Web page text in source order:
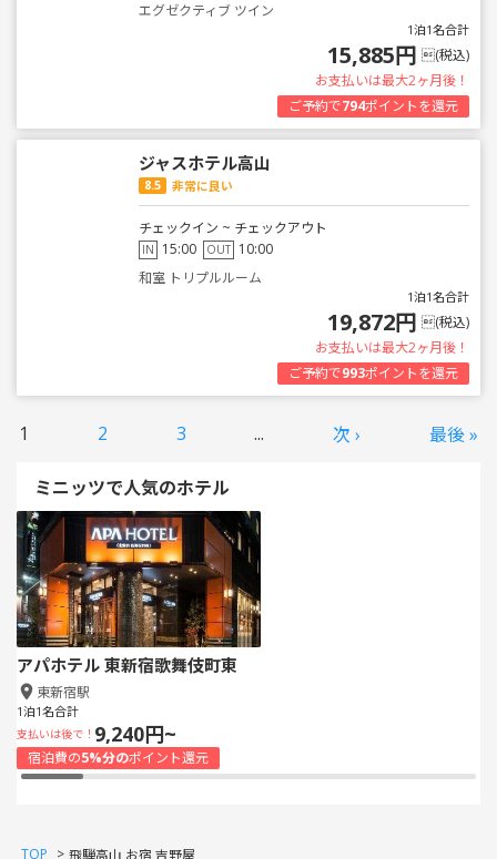
エグゼクティブ ツイン
1泊1名合計
15,885円 (税込)
お支払いは最大2ヶ月後！
ご予約で794ポイントを還元
ジャスホテル高山
8.5 非常に良い
チェックイン ~ チェックアウト
IN 15:00 OUT 10:00
和室 トリプルルーム
1泊1名合計
19,872円 (税込)
お支払いは最大2ヶ月後！
ご予約で993ポイントを還元
1 2 3 ... 次 › 最後 »
ミニッツで人気のホテル
アパホテル 東新宿歌舞伎町東
東新宿駅
1泊1名合計
支払いは後で！ 9,240円~
宿泊費の5%分のポイント還元
TOP >